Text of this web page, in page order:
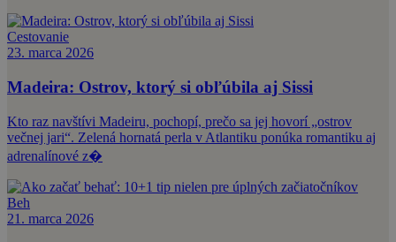
Cestovanie
23. marca 2026
Madeira: Ostrov, ktorý si obľúbila aj Sissi
Kto raz navštívi Madeiru, pochopí, prečo sa jej hovorí „ostrov
večnej jari“. Zelená hornatá perla v Atlantiku ponúka romantiku aj
adrenalínové z�
Beh
21. marca 2026